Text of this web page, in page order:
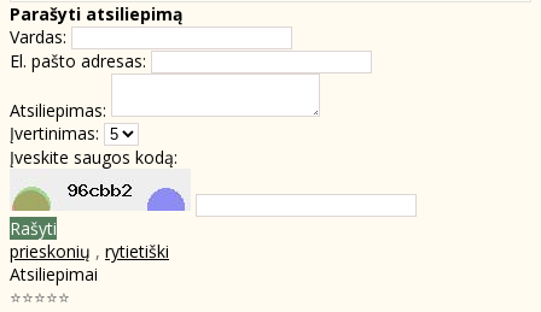
Parašyti atsiliepimą
Vardas:
El. pašto adresas:
Atsiliepimas:
Įvertinimas:
Įveskite saugos kodą:
Rašyti
prieskonių , rytietiški
Atsiliepimai
⭐⭐⭐⭐⭐